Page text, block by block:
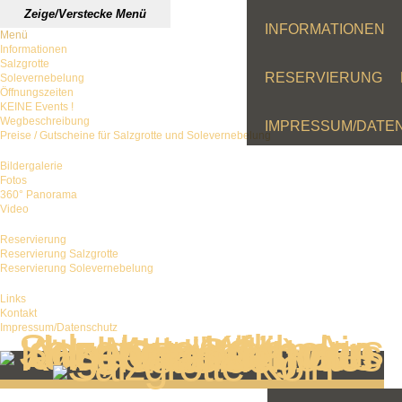
Zeige/Verstecke Menü
Menü
Informationen
Salzgrotte
Solevernebelung
Öffnungszeiten
KEINE Events !
Wegbeschreibung
Preise / Gutscheine für Salzgrotte und Solevernebelung
Bildergalerie
Fotos
360° Panorama
Video
Reservierung
Reservierung Salzgrotte
Reservierung Solevernebelung
Links
Kontakt
Impressum/Datenschutz
INFORMATIONEN
RESERVIERUNG
IMPRESSUM/